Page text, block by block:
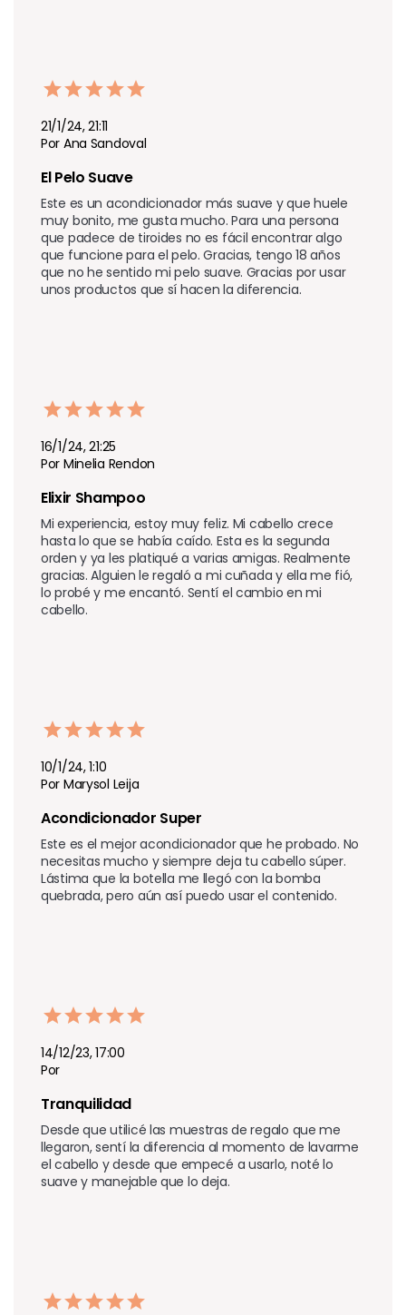
21/1/24, 21:11
Por Ana Sandoval
El Pelo Suave
Este es un acondicionador más suave y que huele
muy bonito, me gusta mucho. Para una persona
que padece de tiroides no es fácil encontrar algo
que funcione para el pelo. Gracias, tengo 18 años
que no he sentido mi pelo suave. Gracias por usar
unos productos que sí hacen la diferencia.
16/1/24, 21:25
Por Minelia Rendon
Elixir Shampoo
Mi experiencia, estoy muy feliz. Mi cabello crece
hasta lo que se había caído. Esta es la segunda
orden y ya les platiqué a varias amigas. Realmente
gracias. Alguien le regaló a mi cuñada y ella me fió,
lo probé y me encantó. Sentí el cambio en mi
cabello.
10/1/24, 1:10
Por Marysol Leija
Acondicionador Super
Este es el mejor acondicionador que he probado. No
necesitas mucho y siempre deja tu cabello súper.
Lástima que la botella me llegó con la bomba
quebrada, pero aún así puedo usar el contenido.
14/12/23, 17:00
Por
Tranquilidad
Desde que utilicé las muestras de regalo que me
llegaron, sentí la diferencia al momento de lavarme
el cabello y desde que empecé a usarlo, noté lo
suave y manejable que lo deja.